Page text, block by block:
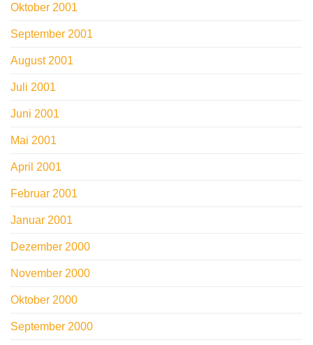
Oktober 2001
September 2001
August 2001
Juli 2001
Juni 2001
Mai 2001
April 2001
Februar 2001
Januar 2001
Dezember 2000
November 2000
Oktober 2000
September 2000